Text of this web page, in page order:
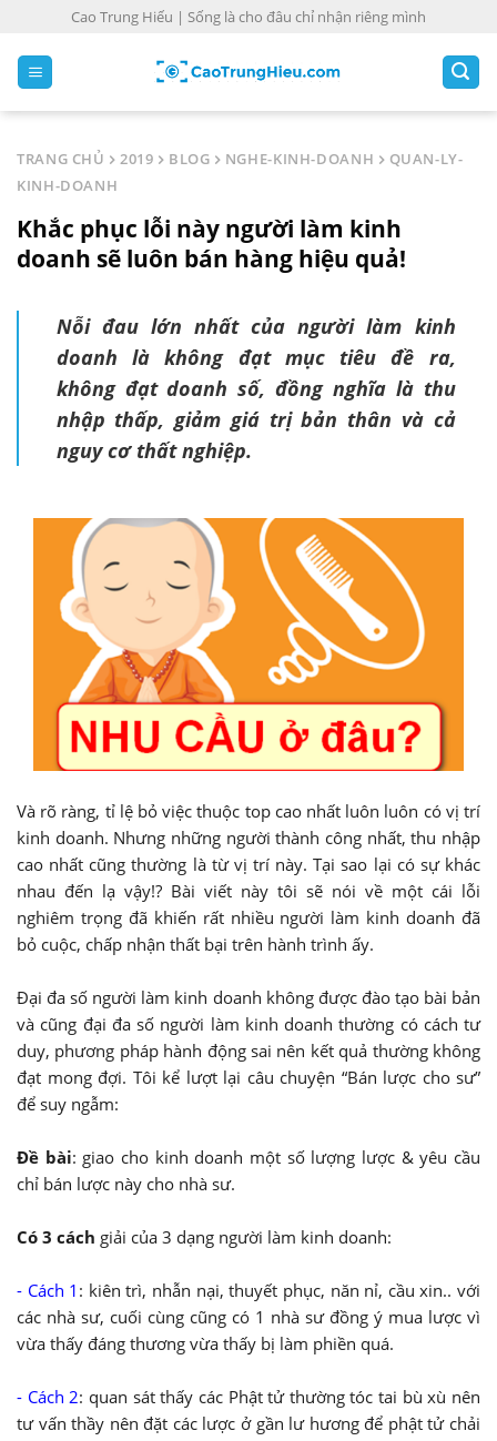
Cao Trung Hiếu | Sống là cho đâu chỉ nhận riêng mình
TRANG CHỦ 2019 BLOG NGHE-KINH-DOANH
QUAN-LY-
KINH-DOANH
Khắc phục lỗi này người làm kinh
doanh sẽ luôn bán hàng hiệu quả!
Nỗi đau lớn nhất của người làm kinh
doanh là không đạt mục tiêu đề ra,
không đạt doanh số, đồng nghĩa là thu
nhập thấp, giảm giá trị bản thân và cả
nguy cơ thất nghiệp.
Và rõ ràng, tỉ lệ bỏ việc thuộc top cao nhất luôn luôn có vị trí
kinh doanh. Nhưng những người thành công nhất, thu nhập
cao nhất cũng thường là từ vị trí này. Tại sao lại có sự khác
nhau đến lạ vậy!? Bài viết này tôi sẽ nói về một cái lỗi
nghiêm trọng đã khiến rất nhiều người làm kinh doanh đã
bỏ cuộc, chấp nhận thất bại trên hành trình ấy.
Đại đa số người làm kinh doanh không được đào tạo bài bản
và cũng đại đa số người làm kinh doanh thường có cách tư
duy, phương pháp hành động sai nên kết quả thường không
đạt mong đợi. Tôi kể lượt lại câu chuyện “Bán lược cho sư”
để suy ngẫm:
Đề bài: giao cho kinh doanh một số lượng lược & yêu cầu
chỉ bán lược này cho nhà sư.
Có 3 cách giải của 3 dạng người làm kinh doanh:
- Cách 1 : kiên trì, nhẫn nại, thuyết phục, năn nỉ, cầu xin.. với
các nhà sư, cuối cùng cũng có 1 nhà sư đồng ý mua lược vì
vừa thấy đáng thương vừa thấy bị làm phiền quá.
- Cách 2: quan sát thấy các Phật tử thường tóc tai bù xù nên
tư vấn thầy nên đặt các lược ở gần lư hương để phật tử chải